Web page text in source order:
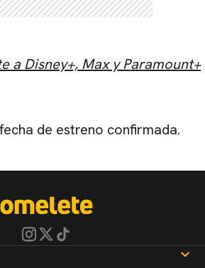
a Disney+, Max y Paramount+
de estreno confirmada.